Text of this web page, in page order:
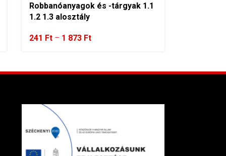
Robbanóanyagok és -tárgyak 1.1
1.2 1.3 alosztály
241 Ft – 1 873 Ft